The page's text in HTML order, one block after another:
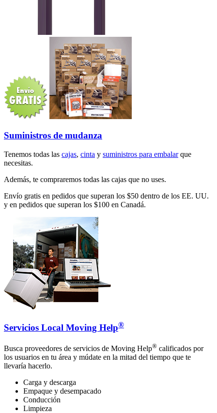
Suministros de mudanza
Tenemos todas las cajas, cinta y suministros para embalarque
necesitas.
Además, te compraremos todas las cajas que no uses.
Envío gratis en pedidos que superan los $50 dentro de los EE. UU.
y en pedidos que superan los $100 en Canadá.
Servicios Local Moving Help®
Busca proveedores de servicios de Moving Help® calificados por
los usuarios en tu área y múdate en la mitad del tiempo que te
llevaría hacerlo.
Carga y descarga
Empaque y desempacado
Conducción
Limpieza